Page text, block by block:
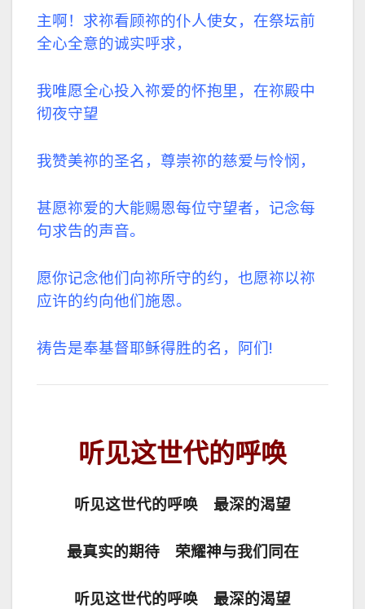
主啊！求祢看顾祢的仆人使女，在祭坛前
全心全意的诚实呼求，
我唯愿全心投入祢爱的怀抱里，在祢殿中
彻夜守望
我赞美祢的圣名，尊崇祢的慈爱与怜悯，
甚愿祢爱的大能赐恩每位守望者，记念每
句求告的声音。
愿你记念他们向祢所守的约，也愿祢以祢
应许的约向他们施恩。
祷告是奉基督耶稣得胜的名，阿们!
听见这世代的呼唤
听见这世代的呼唤 最深的渴望
最真实的期待 荣耀神与我们同在
听见这世代的呼唤 最深的渴望